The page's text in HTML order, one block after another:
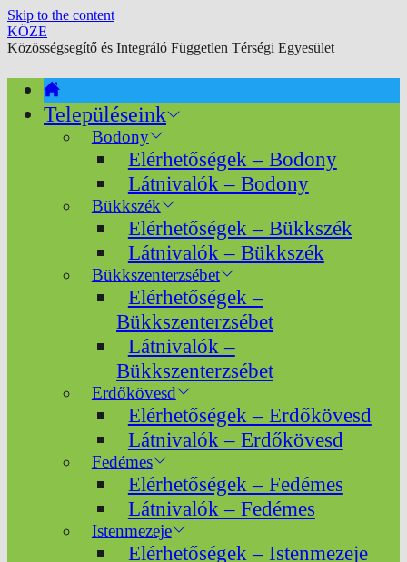
Skip to the content
KÖZE
Közösségsegítő és Integráló Független Térségi Egyesület
Településeink
Bodony
Elérhetőségek – Bodony
Látnivalók – Bodony
Bükkszék
Elérhetőségek – Bükkszék
Látnivalók – Bükkszék
Bükkszenterzsébet
Elérhetőségek –
Bükkszenterzsébet
Látnivalók –
Bükkszenterzsébet
Erdőkövesd
Elérhetőségek – Erdőkövesd
Látnivalók – Erdőkövesd
Fedémes
Elérhetőségek – Fedémes
Látnivalók – Fedémes
Istenmezeje
Elérhetőségek – Istenmezeje